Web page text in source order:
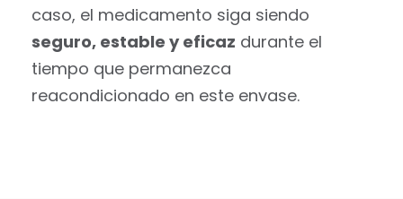
caso, el medicamento siga siendo
seguro, estable y eficaz durante el
tiempo que permanezca
reacondicionado en este envase.